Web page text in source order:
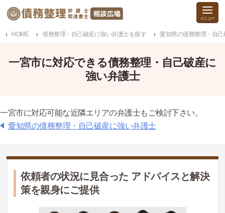
HOME 債務整理・自己破産に強い弁護士を探す 愛知県の債務整理・自
一宮市に対応できる債務整理・自己破産に
強い弁護士
一宮市に対応可能な近隣エリアの弁護士もご検討下さい。
愛知県の債務整理・自己破産に強い弁護士
依頼者の状況に見合った アドバイスと解決
策を親身にご提供